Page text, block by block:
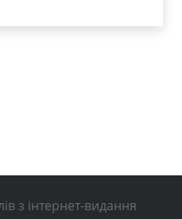
з інтернет-видання